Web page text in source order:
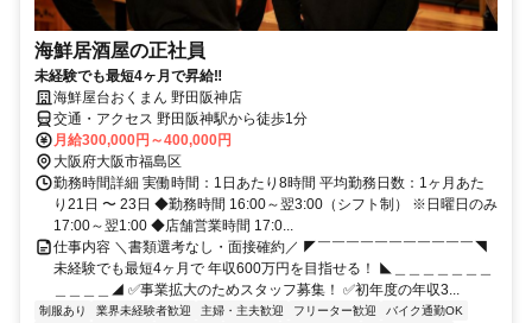
海鮮居酒屋の正社員
未経験でも最短4ヶ月で昇給‼
海鮮屋台おくまん 野田阪神店
交通・アクセス 野田阪神駅から徒歩1分
月給300,000円～400,000円
大阪府大阪市福島区
勤務時間詳細 実働時間：1日あたり8時間 平均勤務日数：1ヶ月あた
り21日 〜 23日 ◆勤務時間 16:00～翌3:00（シフト制） ※日曜日のみ
17:00～翌1:00 ◆店舗営業時間 17:0...
仕事内容 ＼書類選考なし・面接確約／ ◤￣￣￣￣￣￣￣￣￣￣￣◥
未経験でも最短4ヶ月で 年収600万円を目指せる！ ◣＿＿＿＿＿＿＿
＿＿＿＿◢ ✅事業拡大のためスタッフ募集！ ✅初年度の年収3...
制服あり 業界未経験者歓迎 主婦・主夫歓迎 フリーター歓迎
バイク通勤OK